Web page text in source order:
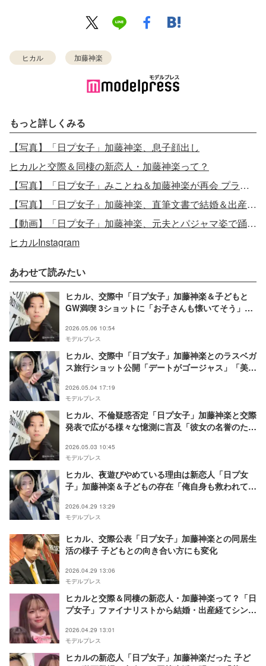
ヒカル 加藤神楽
もっと詳しくみる
【写真】「日プ女子」加藤神楽、息子顔出し
ヒカルと交際＆同棲の新恋人・加藤神楽って？
【写真】「日プ女子」みことね＆加藤神楽が再会 プラベショット披露
【写真】「日プ女子」加藤神楽、直筆文書で結婚＆出産を発表
【動画】「日プ女子」加藤神楽、元夫とパジャマ姿で踊るTikTok
ヒカルInstagram
あわせて読みたい
ヒカル、交際中「日プ女子」加藤神楽＆子どもと
GW満喫 3ショットに「お子さんも懐いてそう」
2026.05.06 10:54
モデルプレス
ヒカル、交際中「日プ女子」加藤神楽とのラスベガ
ス旅行ショット公開「デートがゴージャス」「美男
2026.05.04 17:19
モデルプレス
ヒカル、不倫疑惑否定「日プ女子」加藤神楽と交際
発表で広がる様々な憶測に言及「彼女の名誉のため
2026.05.03 10:45
モデルプレス
ヒカル、夜遊びやめている理由は新恋人「日プ女
子」加藤神楽＆子どもの存在「俺自身も救われて
2026.04.29 13:29
モデルプレス
ヒカル、交際公表「日プ女子」加藤神楽との同居生
活の様子 子どもとの向き合い方にも変化
2026.04.29 13:06
モデルプレス
ヒカルと交際＆同棲の新恋人・加藤神楽って？「日
プ女子」ファイナリストから結婚・出産経てシング
2026.04.29 13:01
モデルプレス
ヒカルの新恋人「日プ女子」加藤神楽だった 子ど